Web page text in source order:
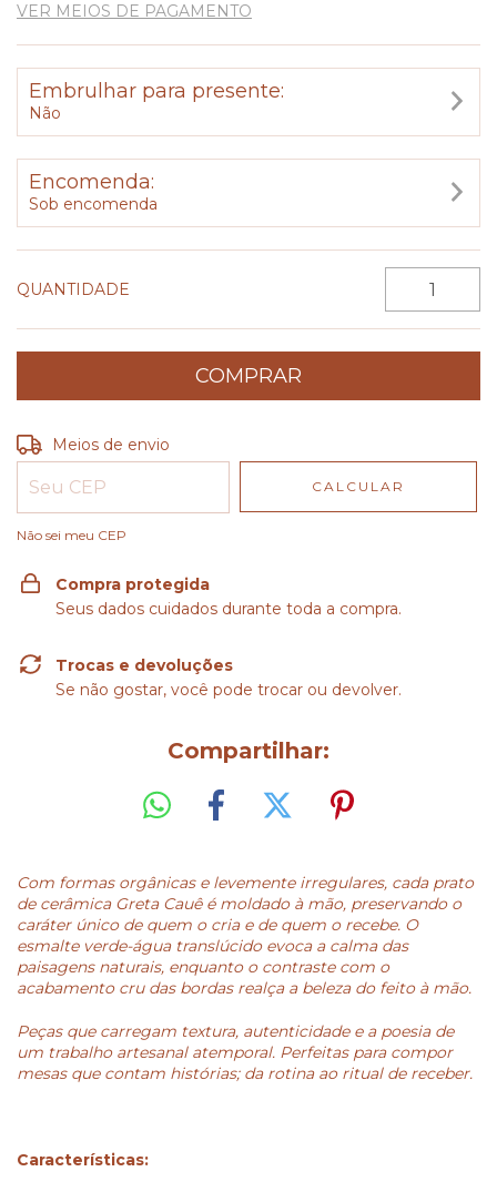
VER MEIOS DE PAGAMENTO
Embrulhar para presente:
Não
Encomenda:
Sob encomenda
QUANTIDADE
Entregas para o CEP:
Meios de envio
CALCULAR
Não sei meu CEP
Compra protegida
Seus dados cuidados durante toda a compra.
Trocas e devoluções
Se não gostar, você pode trocar ou devolver.
Compartilhar:
Com formas orgânicas e levemente irregulares, cada prato
de cerâmica Greta Cauê é moldado à mão, preservando o
caráter único de quem o cria e de quem o recebe. O
esmalte verde-água translúcido evoca a calma das
paisagens naturais, enquanto o contraste com o
acabamento cru das bordas realça a beleza do feito à mão.
Peças que carregam textura, autenticidade e a poesia de
um trabalho artesanal atemporal. Perfeitas para compor
mesas que contam histórias; da rotina ao ritual de receber.
Características: